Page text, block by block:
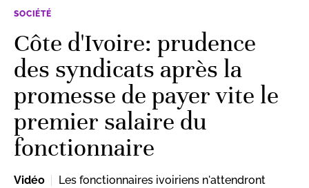
SOCIÉTÉ
Côte d'Ivoire: prudence
des syndicats après la
promesse de payer vite le
premier salaire du
fonctionnaire
Vidéo
Les fonctionnaires ivoiriens n'attendront